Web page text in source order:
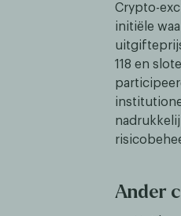
Crypto-
initiële
118 en
Ander